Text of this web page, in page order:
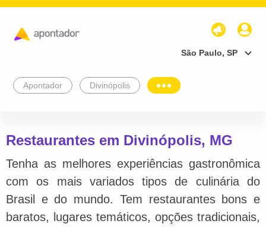
São Paulo, SP
Apontador Divinópolis
Restaurantes em Divinópolis, MG
Tenha as melhores experiências gastronômica
com os mais variados tipos de culinária do
Brasil e do mundo. Tem restaurantes bons e
baratos, lugares temáticos, opções tradicionais,